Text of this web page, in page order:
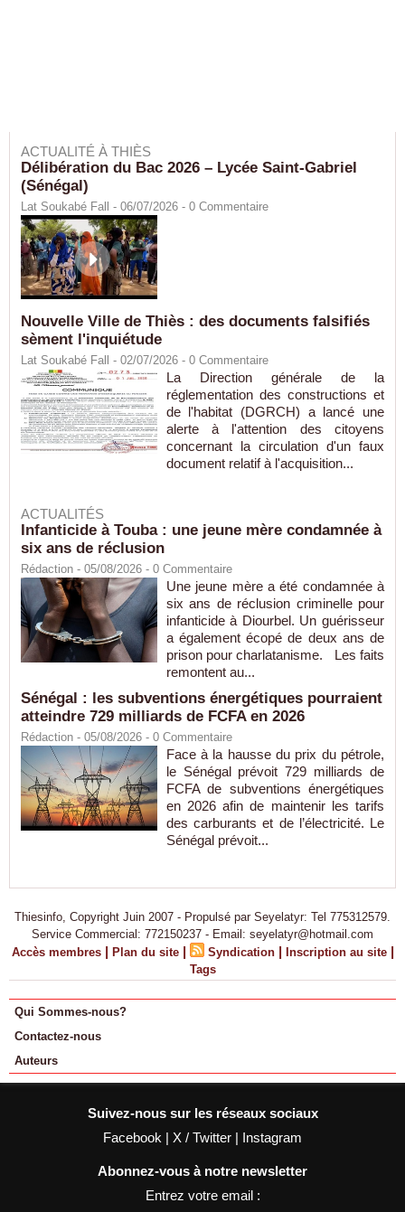
ACTUALITÉ À THIÈS
Délibération du Bac 2026 – Lycée Saint-Gabriel
(Sénégal)
Lat Soukabé Fall - 06/07/2026 - 0 Commentaire
Nouvelle Ville de Thiès : des documents falsifiés
sèment l'inquiétude
Lat Soukabé Fall - 02/07/2026 - 0 Commentaire
La Direction générale de la
réglementation des constructions et
de l'habitat (DGRCH) a lancé une
alerte à l'attention des citoyens
concernant la circulation d'un faux
document relatif à l'acquisition...
ACTUALITÉS
Infanticide à Touba : une jeune mère condamnée à
six ans de réclusion
Rédaction - 05/08/2026 - 0 Commentaire
Une jeune mère a été condamnée à
six ans de réclusion criminelle pour
infanticide à Diourbel. Un guérisseur
a également écopé de deux ans de
prison pour charlatanisme. Les faits
remontent au...
Sénégal : les subventions énergétiques pourraient
atteindre 729 milliards de FCFA en 2026
Rédaction - 05/08/2026 - 0 Commentaire
Face à la hausse du prix du pétrole,
le Sénégal prévoit 729 milliards de
FCFA de subventions énergétiques
en 2026 afin de maintenir les tarifs
des carburants et de l’électricité. Le
Sénégal prévoit...
Thiesinfo, Copyright Juin 2007 - Propulsé par Seyelatyr: Tel 775312579.
Service Commercial: 772150237 - Email: seyelatyr@hotmail.com
Accès membres | Plan du site | Syndication | Inscription au site |
Tags
Qui Sommes-nous?
Contactez-nous
Auteurs
Suivez-nous sur les réseaux sociaux
Facebook | X / Twitter | Instagram
Abonnez-vous à notre newsletter
Entrez votre email :